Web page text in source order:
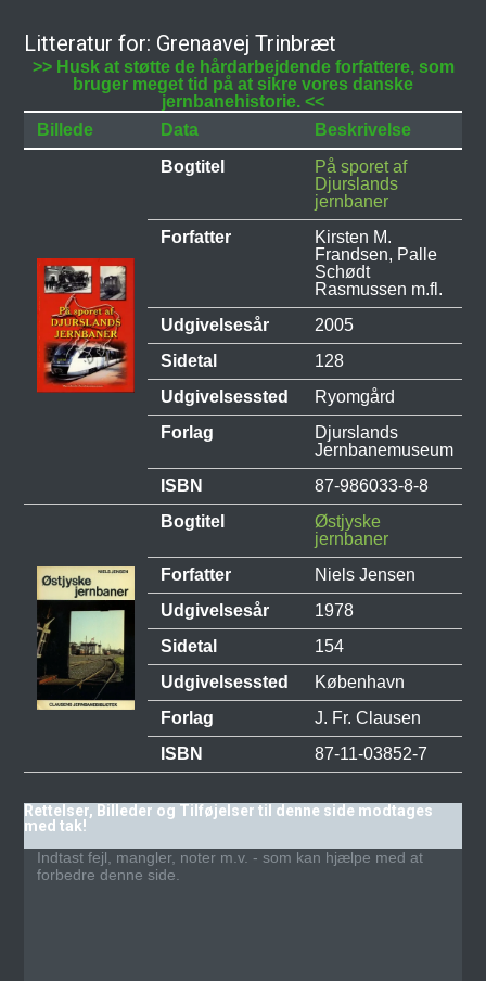
Litteratur for: Grenaavej Trinbræt
>> Husk at støtte de hårdarbejdende forfattere, som
bruger meget tid på at sikre vores danske
jernbanehistorie. <<
Billede
Data
Beskrivelse
Bogtitel
På sporet af
Djurslands
jernbaner
Forfatter
Kirsten M.
Frandsen, Palle
Schødt
Rasmussen m.fl.
Udgivelsesår
2005
Sidetal
128
Udgivelsessted
Ryomgård
Forlag
Djurslands
Jernbanemuseum
ISBN
87-986033-8-8
Bogtitel
Østjyske
jernbaner
Forfatter
Niels Jensen
Udgivelsesår
1978
Sidetal
154
Udgivelsessted
København
Forlag
J. Fr. Clausen
ISBN
87-11-03852-7
Rettelser, Billeder og Tilføjelser til denne side modtages
med tak!